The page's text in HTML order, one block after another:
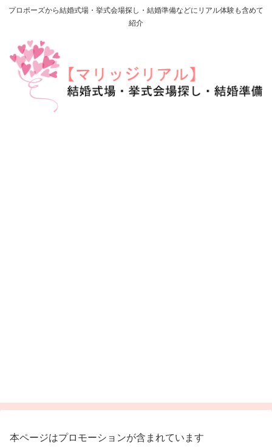
プロポーズから結婚式場・挙式会場探し・結婚準備などにリアル体験も含めて
紹介
本ページはプロモーションが含まれています